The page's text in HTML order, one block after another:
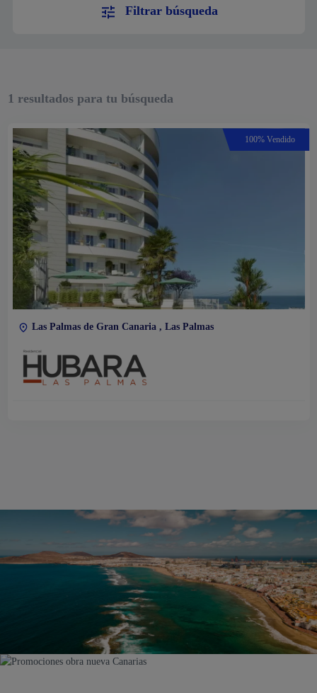
Filtrar búsqueda
1 resultados para tu búsqueda
100% Vendido
Las Palmas de Gran Canaria , Las Palmas